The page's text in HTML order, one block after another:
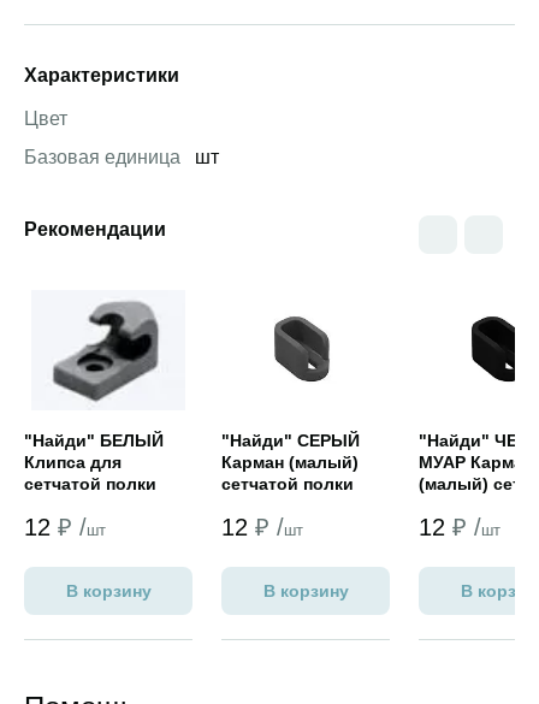
Характеристики
Цвет
Базовая единица
шт
Рекомендации
"Найди" БЕЛЫЙ
Клипса для
сетчатой полки
12 ₽ /шт
В корзину
"Найди" СЕРЫЙ
Карман (малый)
сетчатой полки
12 ₽ /шт
В корзину
"Найди"
МУАР Карман
(малый)
12 ₽ /шт
В